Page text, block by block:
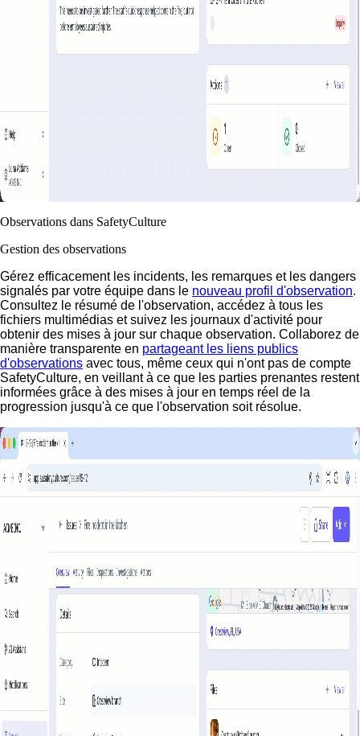
Observations dans SafetyCulture
Gestion des observations
Gérez efficacement les incidents, les remarques et les dangers
signalés par votre équipe dans le nouveau profil d'observation.
Consultez le résumé de l'observation, accédez à tous les
fichiers multimédias et suivez les journaux d'activité pour
obtenir des mises à jour sur chaque observation. Collaborez de
manière transparente en partageant les liens publics
d'observations avec tous, même ceux qui n'ont pas de compte
SafetyCulture, en veillant à ce que les parties prenantes restent
informées grâce à des mises à jour en temps réel de la
progression jusqu'à ce que l'observation soit résolue.